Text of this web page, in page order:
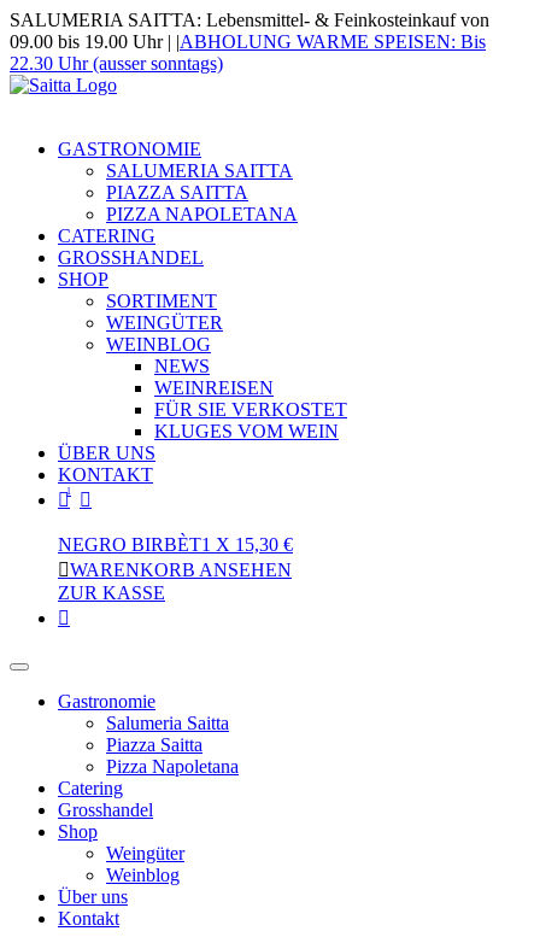
Zum
Inhalt
springen
SALUMERIA SAITTA: Lebensmittel- & Feinkosteinkauf von
09.00 bis 19.00 Uhr | |ABHOLUNG WARME SPEISEN: Bis
22.30 Uhr (ausser sonntags)
GASTRONOMIE
SALUMERIA SAITTA
PIAZZA SAITTA
PIZZA NAPOLETANA
CATERING
GROSSHANDEL
SHOP
SORTIMENT
WEINGÜTER
WEINBLOG
NEWS
WEINREISEN
FÜR SIE VERKOSTET
KLUGES VOM WEIN
ÜBER UNS
KONTAKT
1
NEGRO BIRBÈT1 X 15,30 €
WARENKORB ANSEHEN
ZUR KASSE
Gastronomie
Salumeria Saitta
Piazza Saitta
Pizza Napoletana
Catering
Grosshandel
Shop
Weingüter
Weinblog
Über uns
Kontakt